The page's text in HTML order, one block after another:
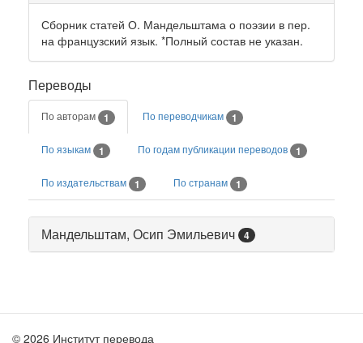
Сборник статей О. Мандельштама о поэзии в пер.
на французский язык. *Полный состав не указан.
Переводы
По авторам 1 По переводчикам 1
По языкам 1 По годам публикации переводов 1
По издательствам 1 По странам 1
Мандельштам, Осип Эмильевич 4
© 2026 Институт перевода